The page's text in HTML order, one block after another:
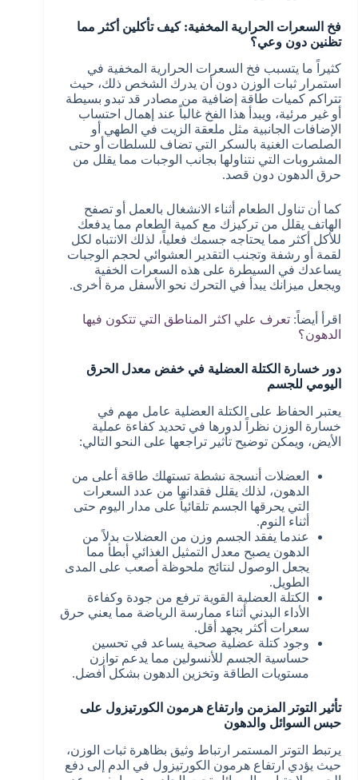
فخ السعرات الحرارية المخفية: كيف تأكلين أكثر مما
تظنين دون وعي؟
كثيراً ما يتسبب فخ السعرات الحرارية المخفية في
استمرار ثبات الوزن دون أن يدرك الشخص ذلك، حيث
تتراكم كميات طاقة إضافية من مصادر قد تبدو بسيطة
أو غير مرئية، ويبدأ هذا الفخ غالباً عند إهمال احتساب
الإضافات الجانبية مثل ملعقة الزيت في الطهي أو
الصلصات الغنية بالسكر التي تضاف للسلطات أو حتى
المشروبات التي نتناولها بجانب الوجبات مما يقلل من
حرق الدهون دون قصد.
كما أن تناول الطعام أثناء الانشغال بالعمل أو تصفح
الهاتف يقلل من تركيزك مع كمية الطعام مما يدفعك
للأكل أكثر مما يحتاجه جسمك فعلياً، لذلك الانتباه لكل
لقمة أو رشفة وتجنب التقدير العشوائي لحجم الوجبات
يساعدك في السيطرة على هذه السعرات الخفية
ويجعل ميزانك يبدأ في التحرك نحو الأسفل مرة أخرى.
اقرأ أيضاً: تعرف علي اكثر المناطق التي تتكون فيها
الدهون؟
دور خسارة الكتلة العضلية في خفض معدل الحرق
اليومي للجسم
يعتبر الحفاظ على الكتلة العضلية عامل مهم في
خسارة الوزن نظراً لدورها في تحديد كفاءة عملية
الأيض، ويمكن توضيح تأثير تراجعها على النحو التالي:
العضلات أنسجة نشطة تستهلك طاقة أعلى من
الدهون، لذلك يقلل فقدانها من عدد السعرات
التي يحرقها الجسم تلقائياً على مدار اليوم حتى
أثناء النوم.
عندما يفقد الجسم وزن من العضلات بدلاً من
الدهون يصبح معدل التمثيل الغذائي أبطأ مما
يجعل الوصول لنتائج ملحوظة أصعب على المدى
الطويل.
الكتلة العضلية القوية ترفع من جودة وكفاءة
الأداء البدني أثناء ممارسة الرياضة مما يعني حرق
سعرات أكثر بجهد أقل.
وجود كتلة عضلية صحية يساعد في تحسين
حساسية الجسم للأنسولين مما يدعم توازن
مستويات الطاقة وتخزين الدهون بشكل أفضل.
تأثير التوتر المزمن وارتفاع هرمون الكورتيزول على
حبس السوائل والدهون
يرتبط التوتر المستمر ارتباط وثيق بظاهرة ثبات الوزن،
حيث يؤدي ارتفاع هرمون الكورتيزول في الدم إلى دفع